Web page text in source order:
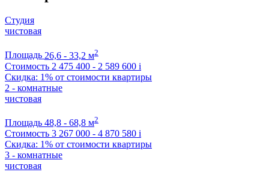
Студия
чистовая
Площадь 26,6 - 33,2 м2
Стоимость 2 475 400 - 2 589 600 i
Скидка: 1% от стоимости квартиры
2 - комнатные
чистовая
Площадь 48,8 - 68,8 м2
Стоимость 3 267 000 - 4 870 580 i
Скидка: 1% от стоимости квартиры
3 - комнатные
чистовая